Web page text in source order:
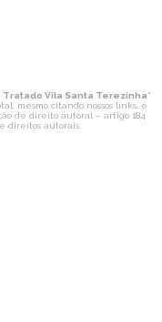
Vila Santa Terezinha"
mesmo citando nossos links, é
de direito autoral – artigo 184
direitos autorais.